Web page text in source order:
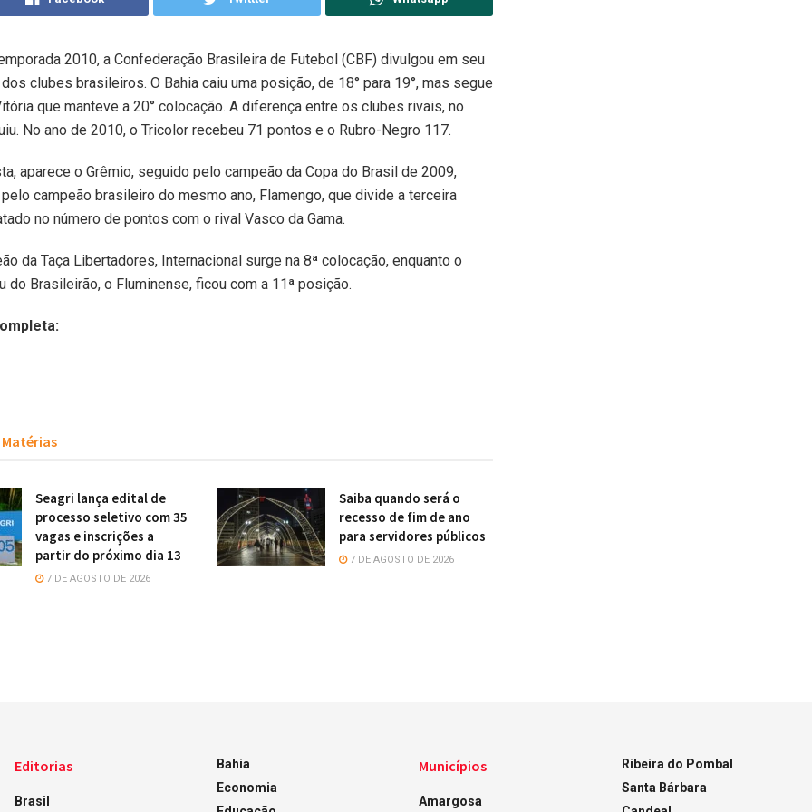
2010, a Confederação Brasileira de Futebol (CBF) divulgou em seu
clubes brasileiros. O Bahia caiu uma posição, de 18° para 19°, mas segue
que manteve a 20° colocação. A diferença entre os clubes rivais, no
No ano de 2010, o Tricolor recebeu 71 pontos e o Rubro-Negro 117.
aparece o Grêmio, seguido pelo campeão da Copa do Brasil de 2009,
campeão brasileiro do mesmo ano, Flamengo, que divide a terceira
no número de pontos com o rival Vasco da Gama.
da Taça Libertadores, Internacional surge na 8ª colocação, enquanto o
do Brasileirão, o Fluminense, ficou com a 11ª posição.
Matérias
Seagri lança edital de
processo seletivo com 35
vagas e inscrições a
partir do próximo dia 13
7 DE AGOSTO DE 2026
Saiba quando será o
recesso de fim de ano
para servidores públicos
7 DE AGOSTO DE 2026
Editorias
Brasil
Bahia
Economia
Municípios
Amargosa
Ribeira do Pombal
Santa Bárbara